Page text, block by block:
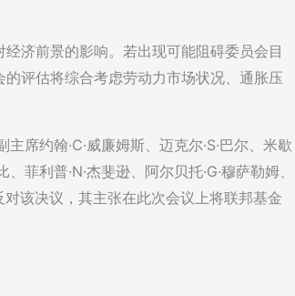
济前景的影响。若出现可能阻碍委员会目
评估将综合考虑劳动力市场状况、通胀压
席约翰·C·威廉姆斯、迈克尔·S·巴尔、米歇
菲利普·N·杰斐逊、阿尔贝托·G·穆萨勒姆、
对该决议，其主张在此次会议上将联邦基金